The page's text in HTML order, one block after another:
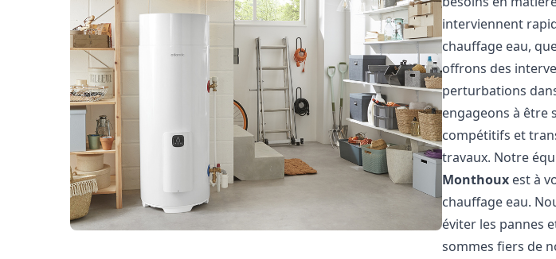
interviennent
chauffage eau,
offrons des
perturbations
engageons à être
compétitifs et
travaux. Notre
Monthoux est à
chauffage eau.
éviter les pannes
sommes fiers de